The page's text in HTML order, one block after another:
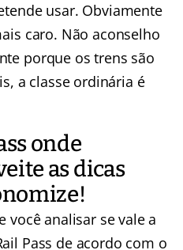
usar. Obviamente
caro. Não aconselho
porque os trens são
a classe ordinária é
onde
as dicas
você analisar se vale a
Pass de acordo com o